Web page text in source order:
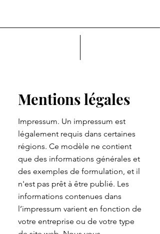
Mentions légales
Impressum. Un impressum est
légalement requis dans certaines
régions. Ce modèle ne contient
que des informations générales et
des exemples de formulation, et il
n'est pas prêt à être publié. Les
informations contenues dans
l’impressum varient en fonction de
votre entreprise ou de votre type